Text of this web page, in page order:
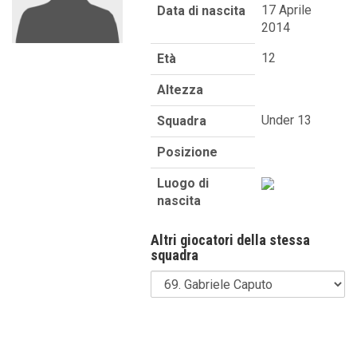
Data di nascita
17 Aprile
2014
Età 12
Altezza
Squadra Under 13
Posizione
Luogo di
nascita
Altri giocatori della stessa
squadra